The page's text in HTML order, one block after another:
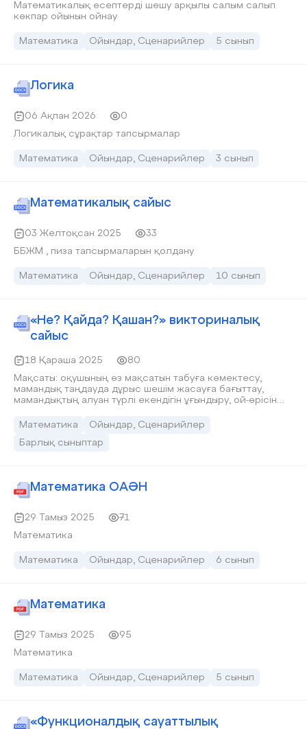
Математикалық есептерді шешу арқылы салым салып
көкпар ойынын ойнау
Математика Ойындар, Сценарийлер 5 сынып
Логика
06 Ақпан 2026
0
Логикалық сұрақтар тапсырмалар
Математика Ойындар, Сценарийлер 3 сынып
Математикалық сайыс
03 Желтоқсан 2025
33
ББЖМ , пиза тапсырмаларын қолдану
Математика Ойындар, Сценарийлер 10 сынып
«Не? Қайда? Қашан?» викториналық
сайыс
18 Қараша 2025
80
Мақсаты: оқушының өз мақсатын табуға көмектесу,
мамандық таңдауда дұрыс шешім жасауға бағыттау,
мамандықтың алуан түрлі екендігін ұғындыру, ой-өрісін
Математика
Ойындар, Сценарийлер
Барлық сыныптар
Математика ОАӘН
29 Тамыз 2025
71
Математика
Математика Ойындар, Сценарийлер 6 сынып
Математика
29 Тамыз 2025
95
Математика
Математика Ойындар, Сценарийлер 5 сынып
«Функционалдық сауаттылық